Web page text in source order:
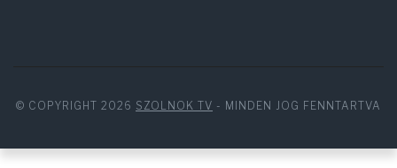
© COPYRIGHT 2026 SZOLNOK TV - MINDEN JOG FENNTARTVA